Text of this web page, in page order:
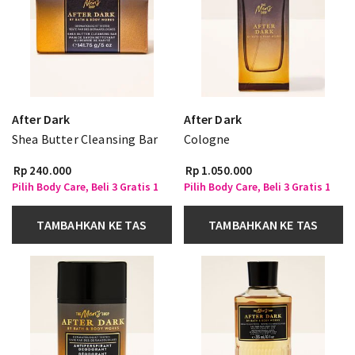
After Dark
Shea Butter Cleansing Bar
Rp 240.000
Pilih Body Care, Beli 3 Gratis 1
TAMBAHKAN KE TAS
After Dark
Cologne
Rp 1.050.000
Pilih Body Care, Beli 3 Gratis 1
TAMBAHKAN KE TAS